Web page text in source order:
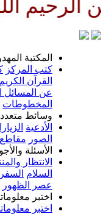
كن
المهدوية
كتب أخرى
المهدي في
المسائل المهدويّة
المكتبة الأدبية
متعددة
الزيارات المحاضرات
مقاطع مهدوية
والأجوبة المهدوية
والمنتظرون أصحاب
السفراء والفقهاء
مدعو المهدوية
معلوماتك المهدوية
معلوماتك المهدوية (١)